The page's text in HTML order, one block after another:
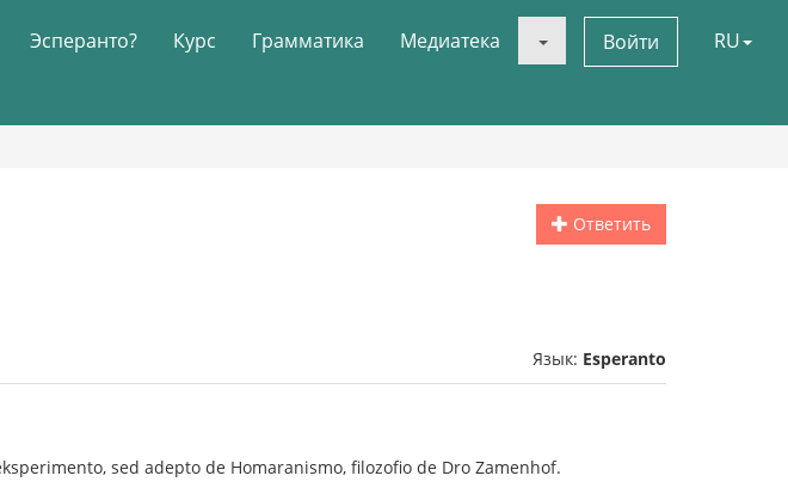
Эсперанто? Курс Грамматика Медиатека Войти RU
Ответить
Язык: Esperanto
sed adepto de Homaranismo, filozofio de Dro Zamenhof.